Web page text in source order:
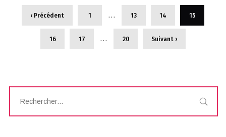
‹ Précédent 1 … 13 14 15
16 17 … 20 Suivant ›